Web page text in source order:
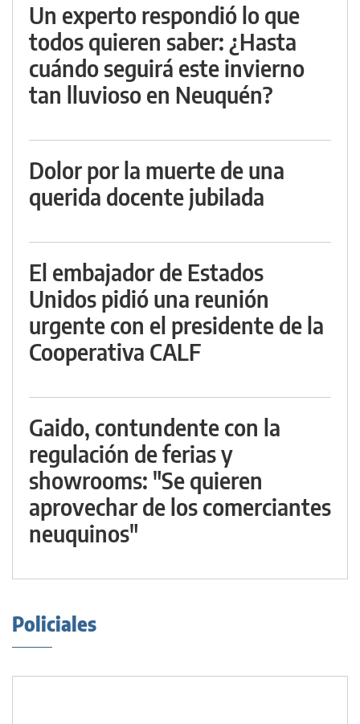
Un experto respondió lo que
todos quieren saber: ¿Hasta
cuándo seguirá este invierno
tan lluvioso en Neuquén?
Dolor por la muerte de una
querida docente jubilada
El embajador de Estados
Unidos pidió una reunión
urgente con el presidente de la
Cooperativa CALF
Gaido, contundente con la
regulación de ferias y
showrooms: "Se quieren
aprovechar de los comerciantes
neuquinos"
Policiales